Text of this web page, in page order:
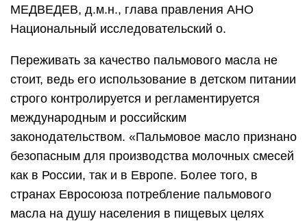
МЕДВЕДЕВ, д.м.н., глава правления АНО
Национальный исследовательский о.
Переживать за качество пальмового масла не
стоит, ведь его использование в детском питании
строго контролируется и регламентируется
международным и российским
законодательством. «Пальмовое масло признано
безопасным для производства молочных смесей
как в России, так и в Европе. Более того, в
странах Евросоюза потребление пальмового
масла на душу населения в пищевых целях